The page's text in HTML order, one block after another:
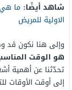
شاهد أيضًا: ما
الاولية للمريض
وإلى هنا نكون قد
هو الوقت
تحدّثنا عن أهمية
إلى أوقت الأوقات